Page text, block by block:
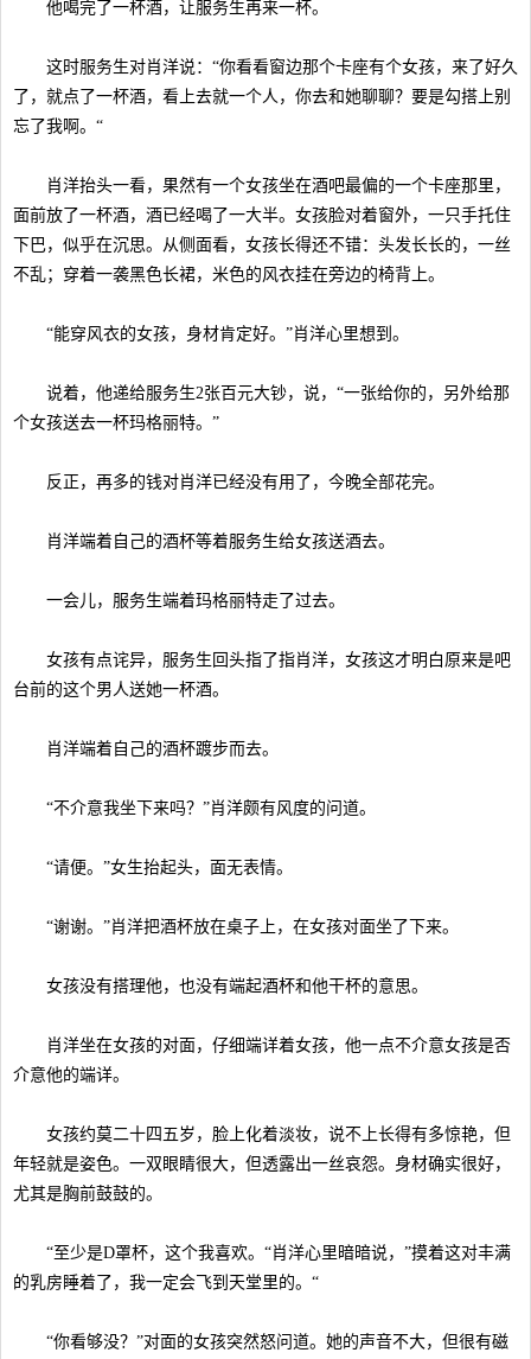
他喝完了一杯酒，让服务生再来一杯。
这时服务生对肖洋说：“你看看窗边那个卡座有个女孩，来了好久
了，就点了一杯酒，看上去就一个人，你去和她聊聊？要是勾搭上别
忘了我啊。“
肖洋抬头一看，果然有一个女孩坐在酒吧最偏的一个卡座那里，
面前放了一杯酒，酒已经喝了一大半。女孩脸对着窗外，一只手托住
下巴，似乎在沉思。从侧面看，女孩长得还不错：头发长长的，一丝
不乱；穿着一袭黑色长裙，米色的风衣挂在旁边的椅背上。
“能穿风衣的女孩，身材肯定好。”肖洋心里想到。
说着，他递给服务生2张百元大钞，说，“一张给你的，另外给那
个女孩送去一杯玛格丽特。”
反正，再多的钱对肖洋已经没有用了，今晚全部花完。
肖洋端着自己的酒杯等着服务生给女孩送酒去。
一会儿，服务生端着玛格丽特走了过去。
女孩有点诧异，服务生回头指了指肖洋，女孩这才明白原来是吧
台前的这个男人送她一杯酒。
肖洋端着自己的酒杯踱步而去。
“不介意我坐下来吗？”肖洋颇有风度的问道。
“请便。”女生抬起头，面无表情。
“谢谢。”肖洋把酒杯放在桌子上，在女孩对面坐了下来。
女孩没有搭理他，也没有端起酒杯和他干杯的意思。
肖洋坐在女孩的对面，仔细端详着女孩，他一点不介意女孩是否
介意他的端详。
女孩约莫二十四五岁，脸上化着淡妆，说不上长得有多惊艳，但
年轻就是姿色。一双眼睛很大，但透露出一丝哀怨。身材确实很好，
尤其是胸前鼓鼓的。
“至少是D罩杯，这个我喜欢。“肖洋心里暗暗说，”摸着这对丰满
的乳房睡着了，我一定会飞到天堂里的。“
“你看够没？”对面的女孩突然怒问道。她的声音不大，但很有磁